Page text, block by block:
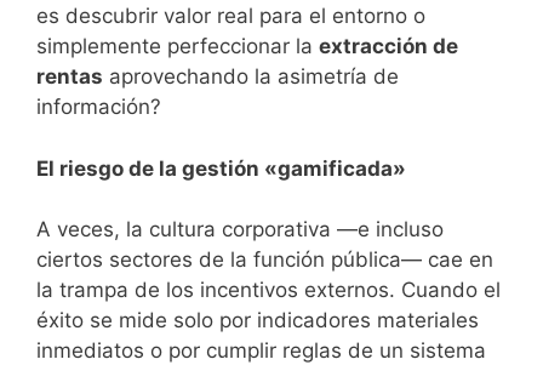
es descubrir valor real para el entorno o
simplemente perfeccionar la extracción de
rentas aprovechando la asimetría de
información?
​El riesgo de la gestión «gamificada»
​A veces, la cultura corporativa —e incluso
ciertos sectores de la función pública— cae en
la trampa de los incentivos externos. Cuando el
éxito se mide solo por indicadores materiales
inmediatos o por cumplir reglas de un sistema